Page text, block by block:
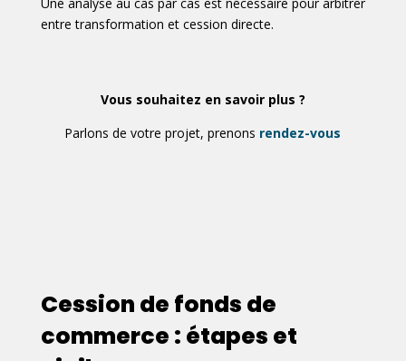
entre transformation et cession directe.
Vous souhaitez en savoir plus ?
Parlons de votre projet, prenons rendez-vous
Cession de fonds de
commerce : étapes et